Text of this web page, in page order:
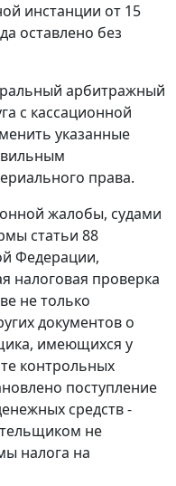
инстанции от 15
оставлено без
арбитражный
с кассационной
указанные
права.
жалобы, судами
статьи 88
Федерации,
налоговая проверка
не только
документов о
имеющихся у
контрольных
поступление
средств -
не
налога на